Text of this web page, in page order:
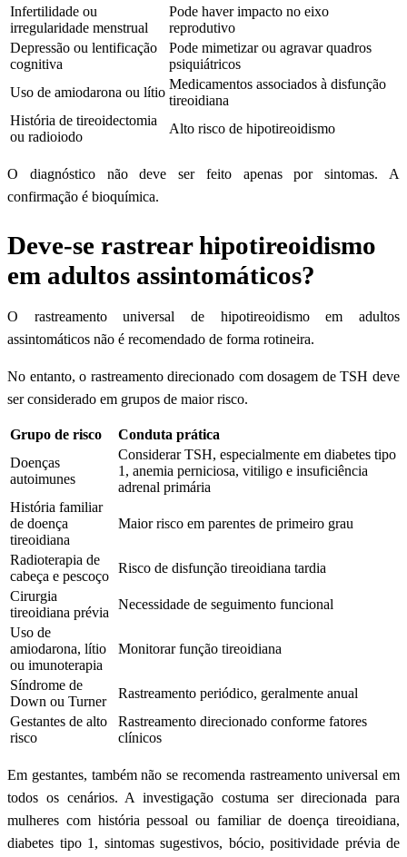
Infertilidade ou
irregularidade menstrual
Pode haver impacto no eixo
reprodutivo
Depressão ou lentificação
cognitiva
Pode mimetizar ou agravar quadros
psiquiátricos
Uso de amiodarona ou lítio
Medicamentos associados à disfunção
tireoidiana
História de tireoidectomia
ou radioiodo
Alto risco de hipotireoidismo
O diagnóstico não deve ser feito apenas por sintomas. A
confirmação é bioquímica.
Deve-se rastrear hipotireoidismo
em adultos assintomáticos?
O rastreamento universal de hipotireoidismo em adultos
assintomáticos não é recomendado de forma rotineira.
No entanto, o rastreamento direcionado com dosagem de TSH deve
ser considerado em grupos de maior risco.
Grupo de risco
Conduta prática
Doenças
autoimunes
Considerar TSH, especialmente em diabetes tipo
1, anemia perniciosa, vitiligo e insuficiência
adrenal primária
História familiar
de doença
tireoidiana
Maior risco em parentes de primeiro grau
Radioterapia de
cabeça e pescoço
Risco de disfunção tireoidiana tardia
Cirurgia
tireoidiana prévia
Necessidade de seguimento funcional
Uso de
amiodarona, lítio
ou imunoterapia
Monitorar função tireoidiana
Síndrome de
Down ou Turner
Rastreamento periódico, geralmente anual
Gestantes de alto
risco
Rastreamento direcionado conforme fatores
clínicos
Em gestantes, também não se recomenda rastreamento universal em
todos os cenários. A investigação costuma ser direcionada para
mulheres com história pessoal ou familiar de doença tireoidiana,
diabetes tipo 1, sintomas sugestivos, bócio, positividade prévia de